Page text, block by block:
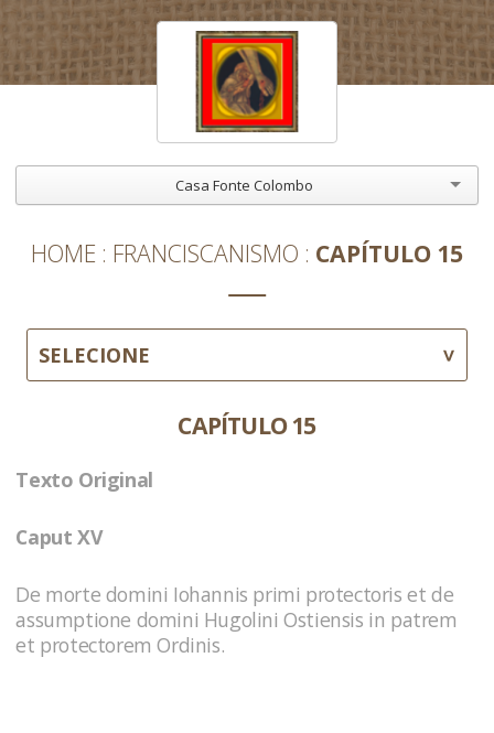
Casa Fonte Colombo
HOME FRANCISCANISMO CAPÍTULO 15
SELECIONE
CAPÍTULO 15
Texto Original
Caput XV
De morte domini Iohannis primi protectoris et de
assumptione domini Hugolini Ostiensis in patrem
et protectorem Ordinis.